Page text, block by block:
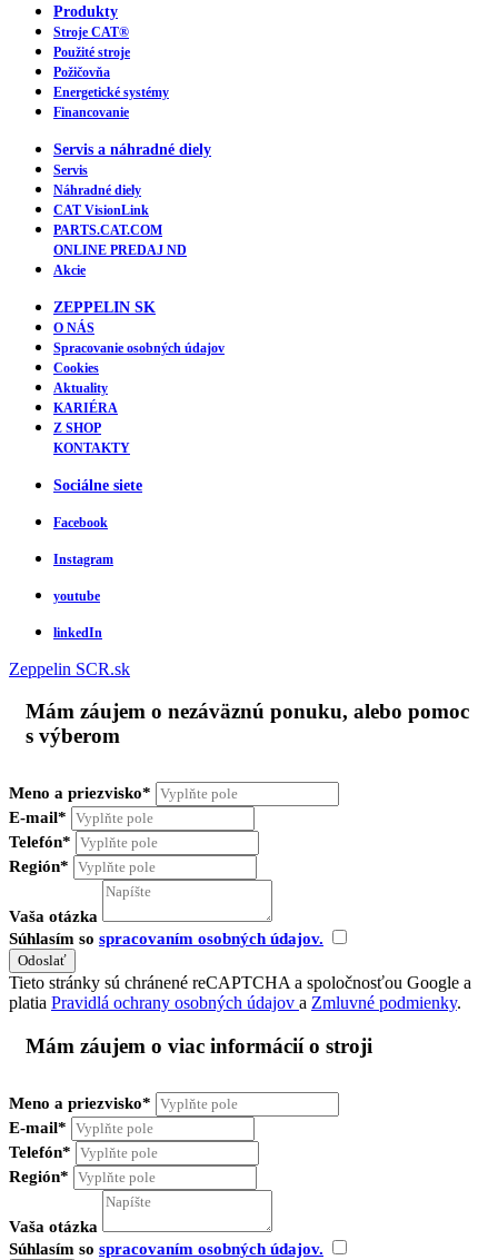
Produkty
Stroje CAT®
Použité stroje
Požičovňa
Energetické systémy
Financovanie
Servis a náhradné diely
Servis
Náhradné diely
CAT VisionLink
PARTS.CAT.COM
ONLINE PREDAJ ND
Akcie
ZEPPELIN SK
O NÁS
Spracovanie osobných údajov
Cookies
Aktuality
KARIÉRA
Z SHOP
KONTAKTY
Sociálne siete
Facebook
Instagram
youtube
linkedIn
Zeppelin SCR.sk
Mám záujem o nezáväznú ponuku, alebo pomoc
s výberom
Meno a priezvisko*
E-mail*
Telefón*
Región*
Vaša otázka
Súhlasím so spracovaním osobných údajov.
Tieto stránky sú chránené reCAPTCHA a spoločnosťou Google a
platia Pravidlá ochrany osobných údajov a Zmluvné podmienky.
Mám záujem o viac informácií o stroji
Meno a priezvisko*
E-mail*
Telefón*
Región*
Vaša otázka
Súhlasím so spracovaním osobných údajov.